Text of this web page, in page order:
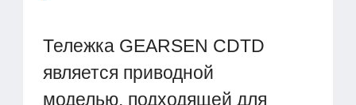
Тележка GEARSEN CDTD
является приводной
моделью, подходящей для